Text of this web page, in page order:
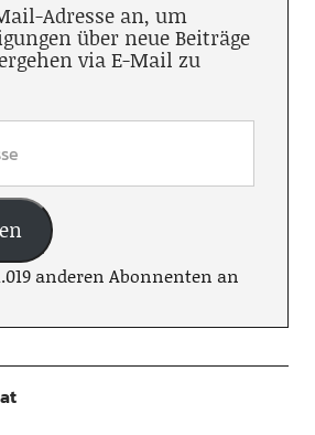
Adresse an, um
über neue Beiträge
via E-Mail zu
anderen Abonnenten an